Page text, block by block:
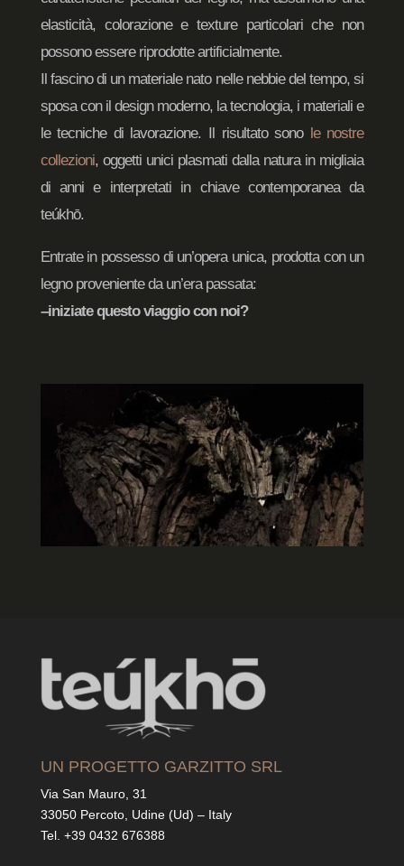
elasticità, colorazione e texture particolari che non
possono essere riprodotte artificialmente.
Il fascino di un materiale nato nelle nebbie del tempo, si
sposa con il design moderno, la tecnologia, i materiali e
le tecniche di lavorazione. Il risultato sono le nostre
collezioni, oggetti unici plasmati dalla natura in migliaia
di anni e interpretati in chiave contemporanea da
teúkhō.
Entrate in possesso di un’opera unica, prodotta con un
legno proveniente da un’era passata:
–iniziate questo viaggio con noi?
UN PROGETTO GARZITTO SRL
Via San Mauro, 31
33050 Percoto, Udine (Ud) – Italy
Tel. +39 0432 676388